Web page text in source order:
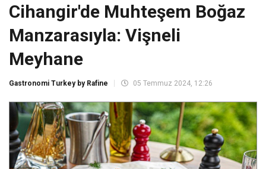
Cihangir'de Muhteşem Boğaz
Manzarasıyla: Vişneli
Meyhane
Gastronomi Turkey by Rafine 05 Temmuz 2024, 12:26